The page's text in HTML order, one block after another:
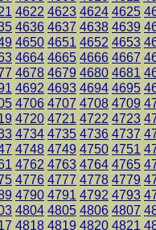
4622 4623 4624 4625
4636 4637 4638 4639
4650 4651 4652 4653
4664 4665 4666 4667
4678 4679 4680 4681
4692 4693 4694 4695
4706 4707 4708 4709
4720 4721 4722 4723
4734 4735 4736 4737
4748 4749 4750 4751
4762 4763 4764 4765
4776 4777 4778 4779
4790 4791 4792 4793
4804 4805 4806 4807
4818 4819 4820 4821